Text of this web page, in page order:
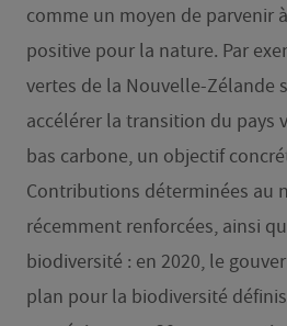
comme un moyen de parvenir
positive pour la nature. Par
vertes de la Nouvelle-Zélande
accélérer la transition du pays
bas carbone, un objectif
Contributions déterminées au
récemment renforcées, ainsi
biodiversité : en 2020, le
plan pour la biodiversité